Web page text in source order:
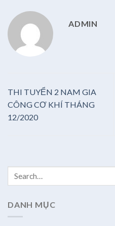
ADMIN
THI TUYỂN 2 NAM GIA
CÔNG CƠ KHÍ THÁNG
12/2020
DANH MỤC